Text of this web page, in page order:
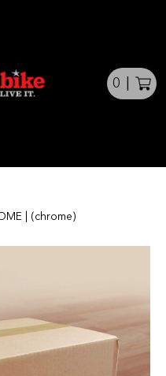
0
| (chrome)